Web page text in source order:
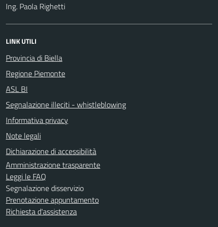
Ing. Paola Righetti
LINK UTILI
Provincia di Biella
Regione Piemonte
ASL BI
Segnalazione illeciti - whistleblowing
Informativa privacy
Note legali
Dichiarazione di accessibilità
Amministrazione trasparente
Leggi le FAQ
Segnalazione disservizio
Prenotazione appuntamento
Richiesta d'assistenza